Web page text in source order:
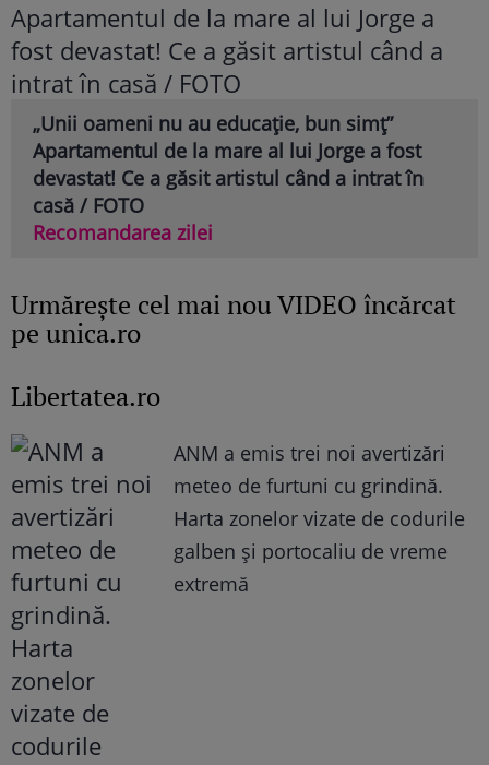
„Unii oameni nu au educație, bun simț”
Apartamentul de la mare al lui Jorge a fost
devastat! Ce a găsit artistul când a intrat în
casă / FOTO
Recomandarea zilei
Urmăreşte cel mai nou VIDEO încărcat
pe unica.ro
Libertatea.ro
ANM a emis trei noi avertizări
meteo de furtuni cu grindină.
Harta zonelor vizate de codurile
galben și portocaliu de vreme
extremă